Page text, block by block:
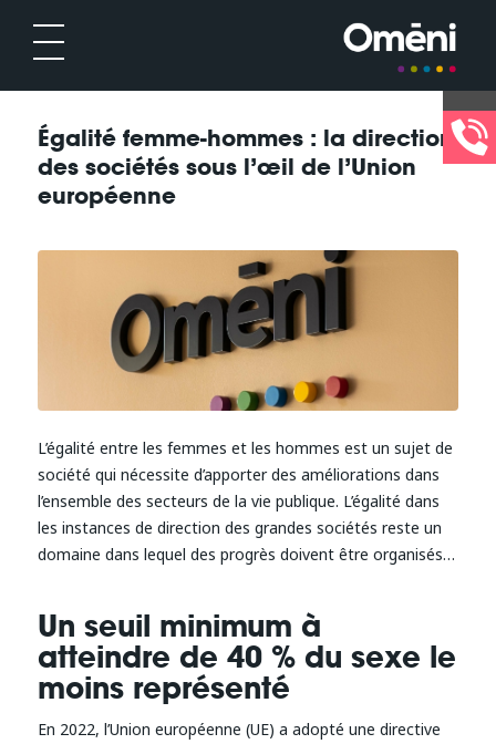
Égalité femme-hommes : la direction
des sociétés sous l’œil de l’Union
européenne
L’égalité entre les femmes et les hommes est un sujet de
société qui nécessite d’apporter des améliorations dans
l’ensemble des secteurs de la vie publique. L’égalité dans
les instances de direction des grandes sociétés reste un
domaine dans lequel des progrès doivent être organisés…
Un seuil minimum à
atteindre de 40 % du sexe le
moins représenté
En 2022, l’Union européenne (UE) a adopté une directive